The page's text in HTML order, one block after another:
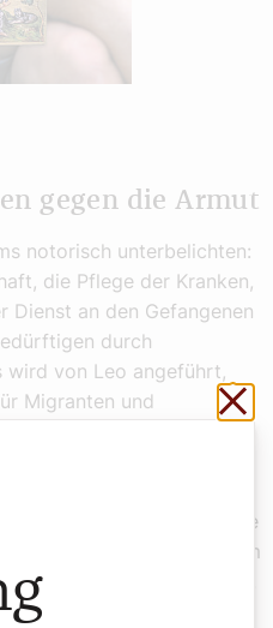
gegen die Armut
notorisch unterbelichten:
die Pflege der Kranken,
Dienst an den Gefangenen
durch
wird von Leo angeführt,
Migranten und
Option für die
lateinamerikanischen
von Leo bejaht. Die
Jahrhundert die prekäre
thematisiert, sie ist im
fortgeschrieben worden.
zwischen Arm und